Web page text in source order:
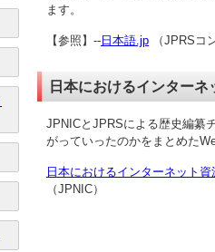
ます。
【参照】-- 日本語.jp （JPRSコ
日本におけるインター
JPNICとJPRSによる歴史編纂
がっていったのかをまとめた
日本におけるインターネット
（JPNIC）